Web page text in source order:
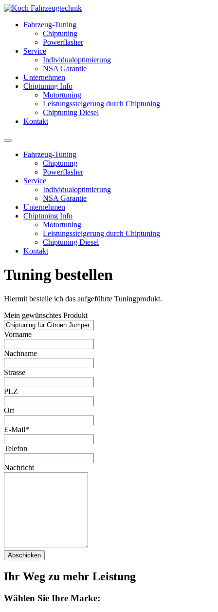
Fahrzeug-Tuning
Chiptuning
Powerflasher
Service
Individualoptimierung
NSA Garantie
Unternehmen
Chiptuning Info
Motortuning
Leistungssteigerung durch Chiptuning
Chiptuning Diesel
Kontakt
Fahrzeug-Tuning
Chiptuning
Powerflasher
Service
Individualoptimierung
NSA Garantie
Unternehmen
Chiptuning Info
Motortuning
Leistungssteigerung durch Chiptuning
Chiptuning Diesel
Kontakt
Tuning bestellen
Hiermit bestelle ich das aufgeführte Tuningprodukt.
Mein gewünschtes Produkt
Vorname
Nachname
Strasse
PLZ
Ort
E-Mail*
Telefon
Nachricht
Abschicken
Ihr Weg zu mehr Leistung
Wählen Sie Ihre Marke: